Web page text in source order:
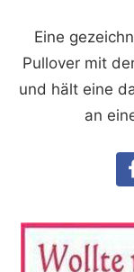
Eine
Pullover mit
und hält eine
an